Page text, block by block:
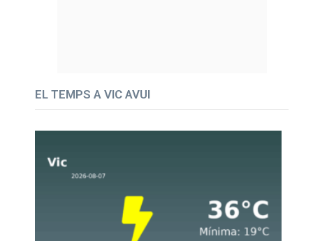
EL TEMPS A VIC AVUI